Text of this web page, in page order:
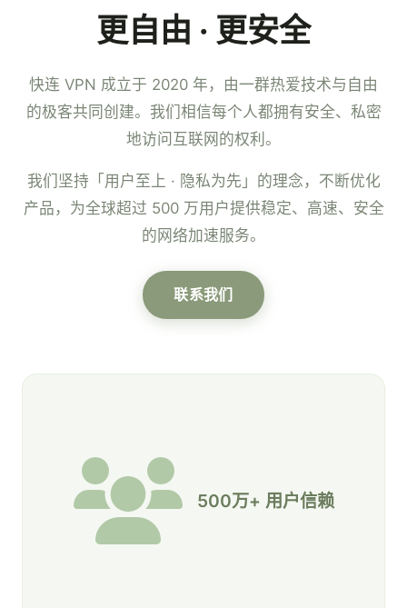
更自由 · 更安全
快连 VPN 成立于 2020 年，由一群热爱技术与自由
的极客共同创建。我们相信每个人都拥有安全、私密
地访问互联网的权利。
我们坚持「用户至上 · 隐私为先」的理念，不断优化
产品，为全球超过 500 万用户提供稳定、高速、安全
的网络加速服务。
联系我们
500万+ 用户信赖